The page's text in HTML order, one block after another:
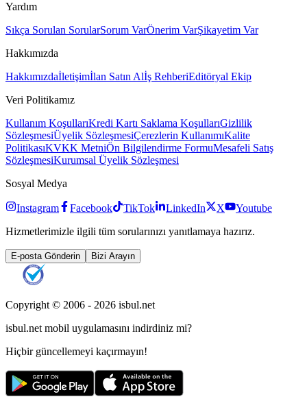
Yardım
Sıkça Sorulan SorularSorum VarÖnerim VarŞikayetim Var
Hakkımızda
Hakkımızdaİletişimİlan Satın Alİş RehberiEditöryal Ekip
Veri Politikamız
Kullanım KoşullarıKredi Kartı Saklama KoşullarıGizlilik
SözleşmesiÜyelik SözleşmesiÇerezlerin KullanımıKalite
PolitikasıKVKK MetniÖn Bilgilendirme FormuMesafeli Satış
SözleşmesiKurumsal Üyelik Sözleşmesi
Sosyal Medya
Instagram Facebook TikTok LinkedIn X
Youtube
Hizmetlerimizle ilgili tüm sorularınızı yanıtlamaya hazırız.
E-posta Gönderin Bizi Arayın
Copyright © 2006 - 2026 isbul.net
isbul.net mobil uygulamasını indirdiniz mi?
Hiçbir güncellemeyi kaçırmayın!